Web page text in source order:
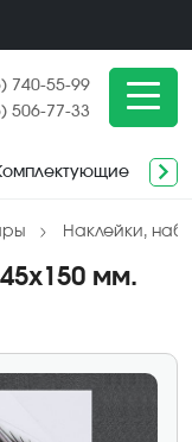
740-55-99
506-77-33
Наклейки,
мм.